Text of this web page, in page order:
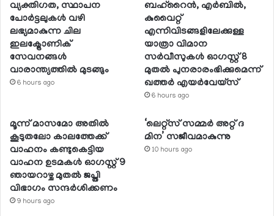
വ്യക്തിഗത, സ്ഥാപന
പോര്‍ട്ടലുകള്‍ വഴി
ലഭ്യമാകുന്ന ചില
ഇലക്ട്രോണിക്
സേവനങ്ങള്‍
വാരാന്ത്യത്തില്‍ മുടങ്ങും
6 hours ago
ബഹ്റൈന്‍, എര്‍ബില്‍,
കുവൈറ്റ്
എന്നിവിടങ്ങളിലേക്കുള്ള
യാത്രാ വിമാന
സര്‍വീസുകള്‍ ഓഗസ്റ്റ് 8
മുതല്‍ പുനരാരംഭിക്കുമെന്ന്
ഖത്തര്‍ എയര്‍വേയ്സ്
6 hours ago
മൂന്ന് മാസമോ അതില്‍
കൂടുതലോ കാലത്തേക്ക്
വാഹനം കണ്ടുകെട്ടിയ
വാഹന ഉടമകള്‍ ഓഗസ്റ്റ് 9
ഞായറാഴ്ച മുതല്‍ ജപ്തി
വിഭാഗം സന്ദര്‍ശിക്കണം
9 hours ago
‘ലെറ്റ്‌സ് സമ്മര്‍ അറ്റ് ദ
മിന’ സജീവമാകുന്നു
10 hours ago